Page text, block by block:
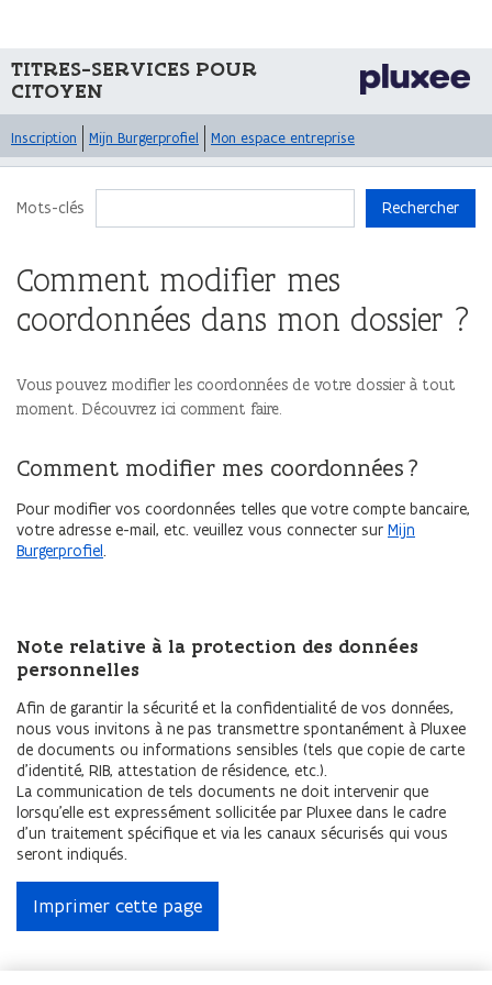
TITRES-SERVICES POUR
CITOYEN
Inscription Mijn Burgerprofiel Mon espace entreprise
Mots-clés Rechercher
Comment modifier mes
coordonnées dans mon dossier ?
Vous pouvez modifier les coordonnées de votre dossier à tout
moment. Découvrez ici comment faire.
Comment modifier mes coordonnées ?
Pour modifier vos coordonnées telles que votre compte bancaire,
votre adresse e-mail, etc. veuillez vous connecter sur Mijn
Burgerprofiel.
Note relative à la protection des données
personnelles
Afin de garantir la sécurité et la confidentialité de vos données,
nous vous invitons à ne pas transmettre spontanément à Pluxee
de documents ou informations sensibles (tels que copie de carte
d’identité, RIB, attestation de résidence, etc.).
La communication de tels documents ne doit intervenir que
lorsqu’elle est expressément sollicitée par Pluxee dans le cadre
d’un traitement spécifique et via les canaux sécurisés qui vous
seront indiqués.
Imprimer cette page